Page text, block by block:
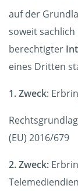
auf der
soweit
berechtigter
eines Dritten
1. Zweck:
(EU) 2016/679
2. Zweck: